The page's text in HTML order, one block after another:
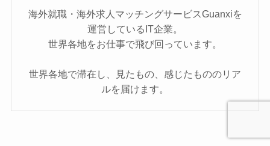
海外就職・海外求人マッチングサービスGuanxiを
運営しているIT企業。
世界各地をお仕事で飛び回っています。
世界各地で滞在し、見たもの、感じたもののリア
ルを届けます。